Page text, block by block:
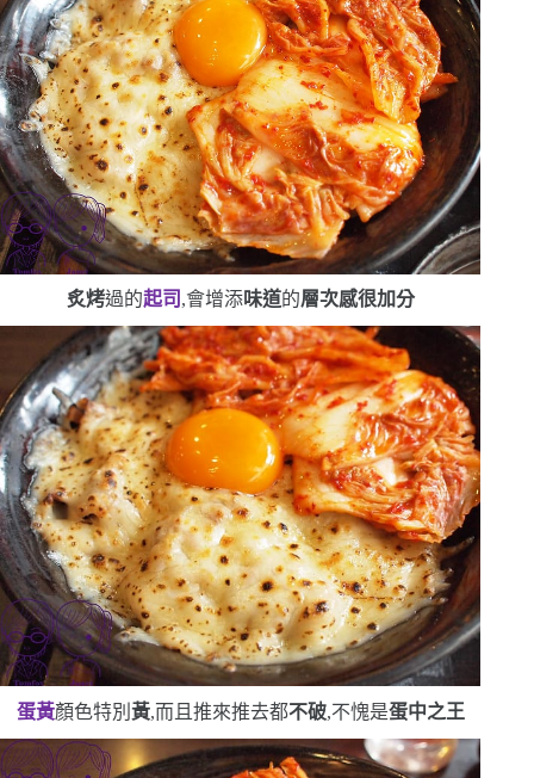
炙烤過的起司 ,會增添味道的層次感很加分
蛋黃顏色特別 黃,而且推來推去都不破,不愧是蛋中之王